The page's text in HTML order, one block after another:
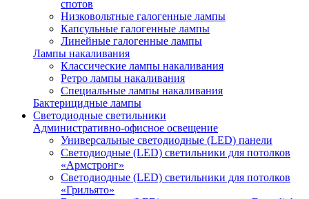
спотов
Низковольтные галогенные лампы
Капсульные галогенные лампы
Линейные галогенные лампы
Лампы накаливания
Классические лампы накаливания
Ретро лампы накаливания
Специальные лампы накаливания
Бактерицидные лампы
Светодиодные светильники
Административно-офисное освещение
Универсальные светодиодные (LED) панели
Светодиодные (LED) светильники для потолков
«Армстронг»
Светодиодные (LED) светильники для потолков
«Грильято»